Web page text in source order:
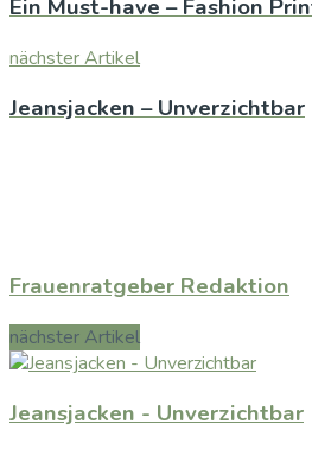
Ein Must-have – Fashion
nächster Artikel
Jeansjacken – Unverzichtbar
Frauenratgeber Redaktion
nächster Artikel
Jeansjacken - Unverzichtbar